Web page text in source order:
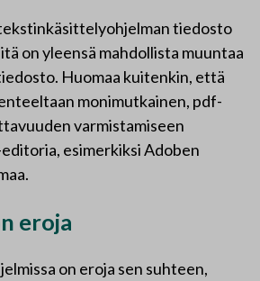
tiedosto
on yleensä mahdollista muuntaa
Huomaa kuitenkin, että
monimutkainen, pdf-
varmistamiseen
esimerkiksi Adoben
eroja
on eroja sen suhteen,